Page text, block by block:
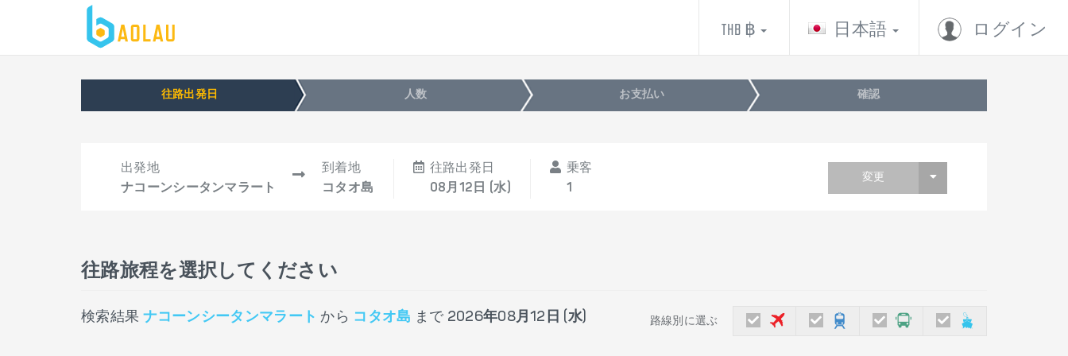
ログイン
日本語
THB ฿
往路出発日 人数 お支払い 確認
出発地
ナコーンシータンマラート
到着地
コタオ島
往路出発日
08月12日 (水)
乗客
1
変更
往路旅程を選択してください
検索結果 ナコーンシータンマラート から コタオ島 まで 2026年08月12日 (水) 路線別に選ぶ